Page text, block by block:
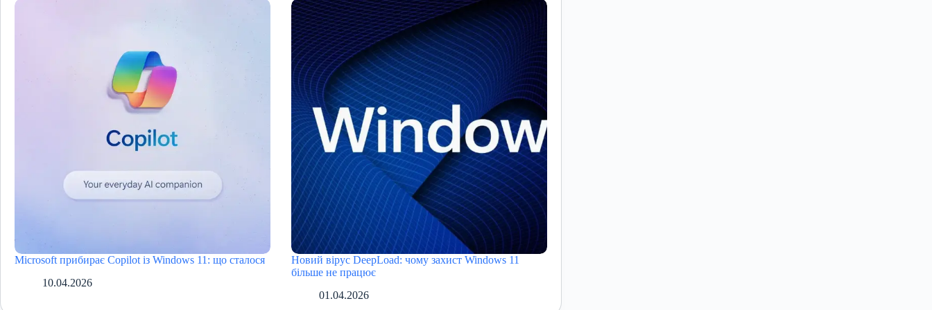
Microsoft прибирає Copilot із Windows 11: що cталося
10.04.2026
Новий вірус DeepLoad: чому захист Windows 11
більше не працює
01.04.2026